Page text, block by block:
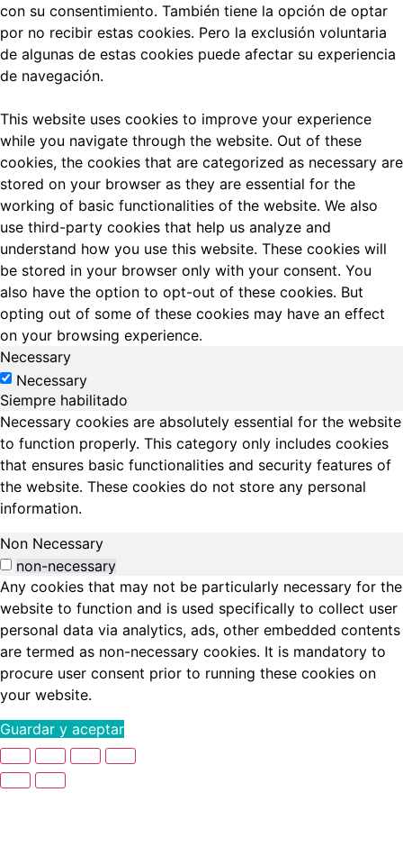
con su consentimiento. También tiene la opción de optar
por no recibir estas cookies. Pero la exclusión voluntaria
de algunas de estas cookies puede afectar su experiencia
de navegación.
This website uses cookies to improve your experience
while you navigate through the website. Out of these
cookies, the cookies that are categorized as necessary are
stored on your browser as they are essential for the
working of basic functionalities of the website. We also
use third-party cookies that help us analyze and
understand how you use this website. These cookies will
be stored in your browser only with your consent. You
also have the option to opt-out of these cookies. But
opting out of some of these cookies may have an effect
on your browsing experience.
Necessary
Necessary
Siempre habilitado
Necessary cookies are absolutely essential for the website
to function properly. This category only includes cookies
that ensures basic functionalities and security features of
the website. These cookies do not store any personal
information.
Non Necessary
non-necessary
Any cookies that may not be particularly necessary for the
website to function and is used specifically to collect user
personal data via analytics, ads, other embedded contents
are termed as non-necessary cookies. It is mandatory to
procure user consent prior to running these cookies on
your website.
Guardar y aceptar